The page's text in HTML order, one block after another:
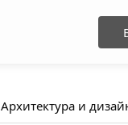
Архитектура и